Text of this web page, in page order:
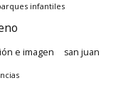
infantiles
e imagen san juan